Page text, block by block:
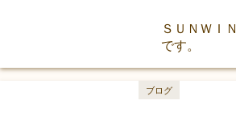
ＳＵＮＷＩ
です。
ブログ